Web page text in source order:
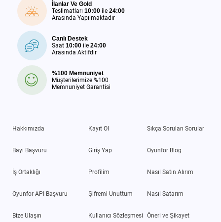
İlanlar Ve Gold
Teslimatları 10:00 ile 24:00
Arasında Yapılmaktadır
Canlı Destek
Saat 10:00 ile 24:00
Arasında Aktifdir
%100 Memnuniyet
Müşterilerimize %100
Memnuniyet Garantisi
Hakkımızda
Bayi Başvuru
İş Ortaklığı
Oyunfor API Başvuru
Bize Ulaşın
Kayıt Ol
Giriş Yap
Profilim
Şifremi Unuttum
Kullanıcı Sözleşmesi
Sıkça Sorulan Sorular
Oyunfor Blog
Nasıl Satın Alırım
Nasıl Satarım
Öneri ve Şikayet